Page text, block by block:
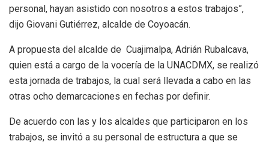
personal, hayan asistido con nosotros a estos trabajos”,
dijo Giovani Gutiérrez, alcalde de Coyoacán.
A propuesta del alcalde de Cuajimalpa, Adrián Rubalcava,
quien está a cargo de la vocería de la UNACDMX, se realizó
esta jornada de trabajos, la cual será llevada a cabo en las
otras ocho demarcaciones en fechas por definir.
De acuerdo con las y los alcaldes que participaron en los
trabajos, se invitó a su personal de estructura a que se